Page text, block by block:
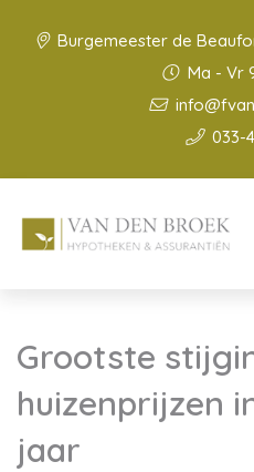
Burgemeester de
Ma - Vr
033-
Grootste
huizenprijzen
jaar